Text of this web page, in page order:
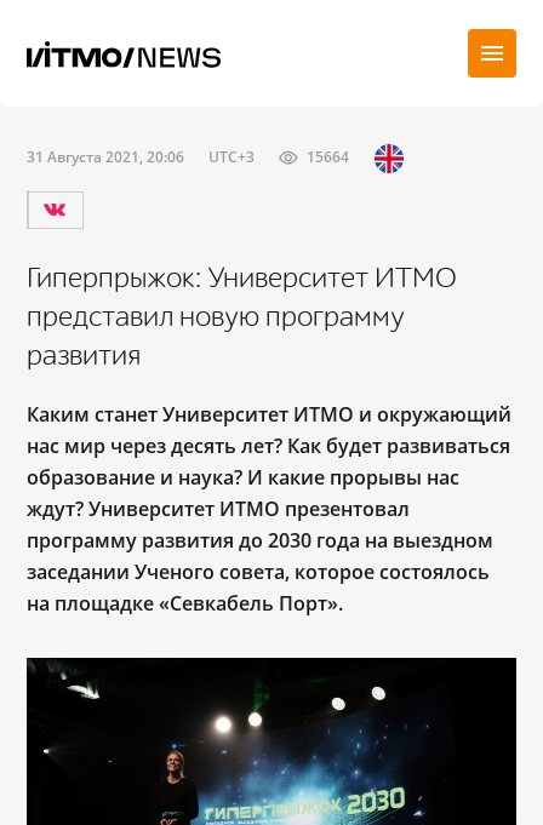
31 Августа 2021, 20:06 UTC+3 15664
Гиперпрыжок: Университет ИТМО
представил новую программу
развития
Каким станет Университет ИТМО и окружающий
нас мир через десять лет? Как будет развиваться
образование и наука? И какие прорывы нас
ждут? Университет ИТМО презентовал
программу развития до 2030 года на выездном
заседании Ученого совета, которое состоялось
на площадке «Севкабель Порт».